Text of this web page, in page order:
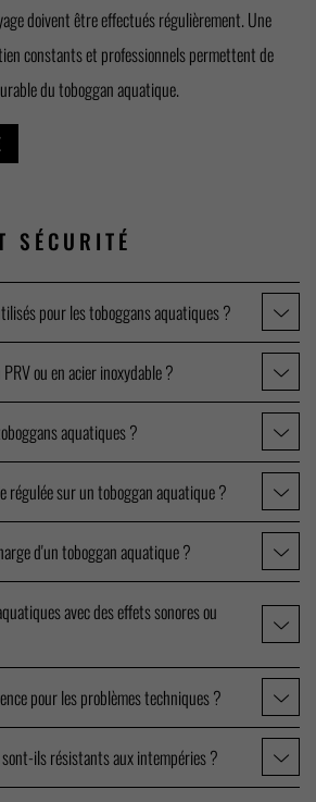
doivent être effectués régulièrement. Une
constants et professionnels permettent de
du toboggan aquatique.
SÉCURITÉ
pour les toboggans aquatiques ?
ou en acier inoxydable ?
aquatiques ?
régulée sur un toboggan aquatique ?
d'un toboggan aquatique ?
avec des effets sonores ou
pour les problèmes techniques ?
ils résistants aux intempéries ?